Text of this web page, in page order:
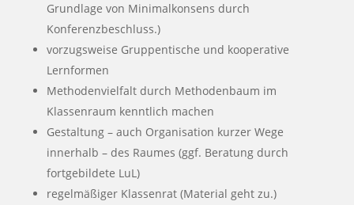
Grundlage von Minimalkonsens durch
Konferenzbeschluss.)
vorzugsweise Gruppentische und kooperative
Lernformen
Methodenvielfalt durch Methodenbaum im
Klassenraum kenntlich machen
Gestaltung – auch Organisation kurzer Wege
innerhalb – des Raumes (ggf. Beratung durch
fortgebildete LuL)
regelmäßiger Klassenrat (Material geht zu.)